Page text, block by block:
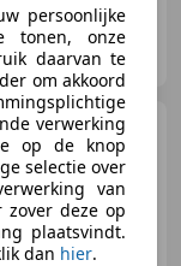
Sportback 50 TFSI E
persoonlijke
tonen, onze
daarvan te
om akkoord
verwerking
op de knop
selectie over
van
zover deze op
plaatsvindt.
dan hier.